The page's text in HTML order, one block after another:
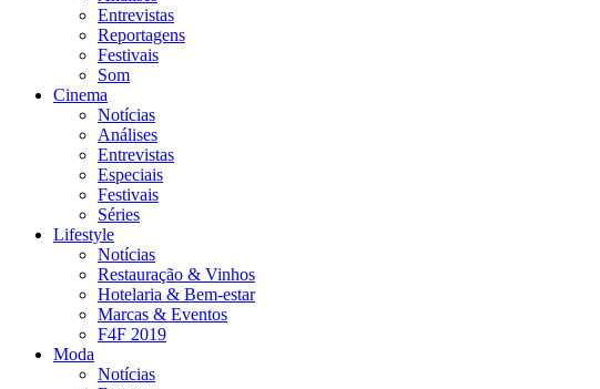
Entrevistas
Reportagens
Festivais
Som
Cinema
Notícias
Análises
Entrevistas
Especiais
Festivais
Séries
Lifestyle
Notícias
Restauração & Vinhos
Hotelaria & Bem-estar
Marcas & Eventos
F4F 2019
Moda
Notícias